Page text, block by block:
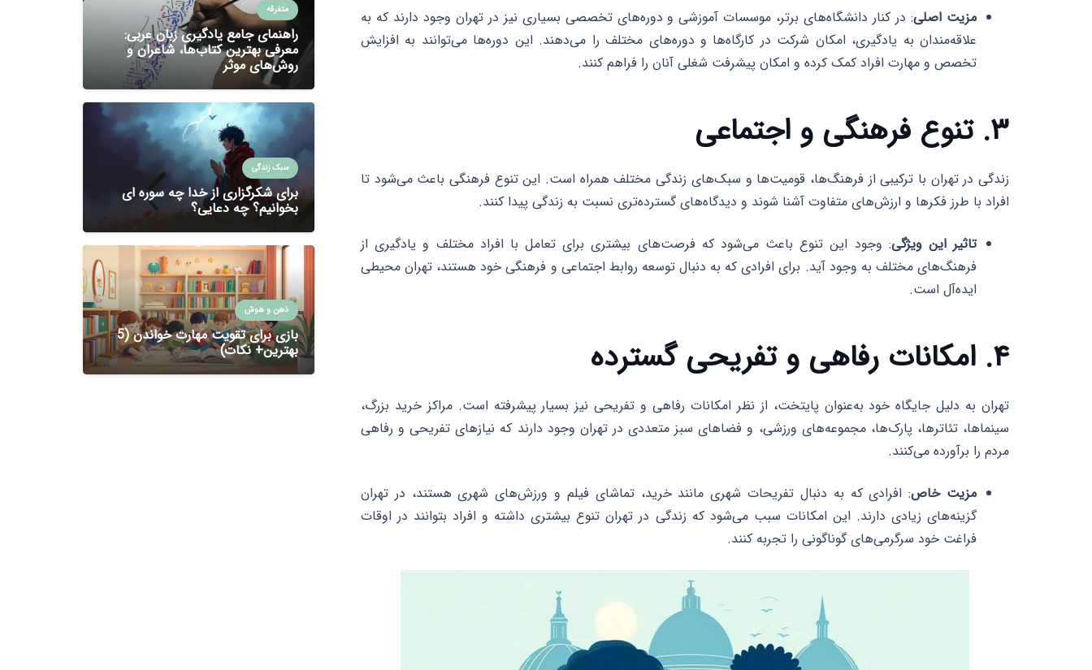
مزیت اصلی: در کنار دانشگاه‌های برتر، موسسات آموزشی و دوره‌های تخصصی بسیاری نیز در تهران وجود دارند که به
علاقه‌مندان به یادگیری، امکان شرکت در کارگاه‌ها و دوره‌های مختلف را می‌دهند. این دوره‌ها می‌توانند به افزایش
تخصص و مهارت افراد کمک کرده و امکان پیشرفت شغلی آنان را فراهم کنند.
۳. تنوع فرهنگی و اجتماعی
زندگی در تهران با ترکیبی از فرهنگ‌ها، قومیت‌ها و سبک‌های زندگی مختلف همراه است. این تنوع فرهنگی باعث می‌شود تا
افراد با طرز فکرها و ارزش‌های متفاوت آشنا شوند و دیدگاه‌های گسترده‌تری نسبت به زندگی پیدا کنند.
تاثیر این ویژگی: وجود این تنوع باعث می‌شود که فرصت‌های بیشتری برای تعامل با افراد مختلف و یادگیری از
فرهنگ‌های مختلف به وجود آید. برای افرادی که به دنبال توسعه روابط اجتماعی و فرهنگی خود هستند، تهران محیطی
ایده‌آل است.
۴. امکانات رفاهی و تفریحی گسترده
تهران به دلیل جایگاه خود به‌عنوان پایتخت، از نظر امکانات رفاهی و تفریحی نیز بسیار پیشرفته است. مراکز خرید بزرگ،
سینماها، تئاترها، پارک‌ها، مجموعه‌های ورزشی، و فضاهای سبز متعددی در تهران وجود دارند که نیازهای تفریحی و رفاهی
مردم را برآورده می‌کنند.
مزیت خاص: افرادی که به دنبال تفریحات شهری مانند خرید، تماشای فیلم و ورزش‌های شهری هستند، در تهران
گزینه‌های زیادی دارند. این امکانات سبب می‌شود که زندگی در تهران تنوع بیشتری داشته و افراد بتوانند در اوقات
فراغت خود سرگرمی‌های گوناگونی را تجربه کنند.
متفرقه
راهنمای جامع یادگیری زبان عربی:
معرفی بهترین کتاب‌ها، شاعران و
روش‌های موثر
سبک زندگی
برای شکرگزاری از خدا چه سوره ای
بخوانیم؟ چه دعایی؟
ذهن و هوش
بازی برای تقویت مهارت خواندن (5
بهترین+ نکات)